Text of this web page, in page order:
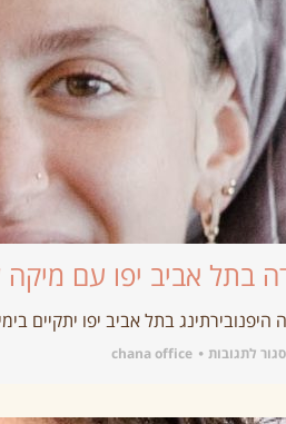
בתל אביב יפו עם מיקה
בתל אביב יפו יתקיים בימי שישי בבוקר בשעות 9:30-
סגור לתגובות chana office